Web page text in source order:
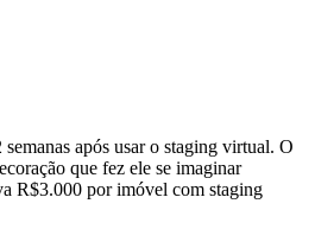
após usar o staging virtual. O
que fez ele se imaginar
R$3.000 por imóvel com staging